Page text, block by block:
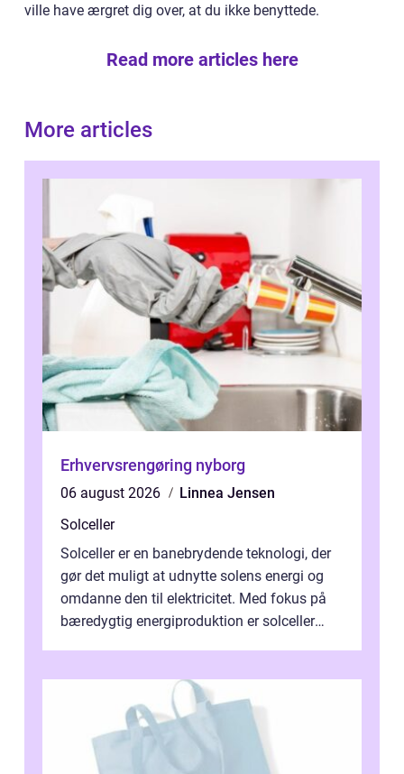
ville have ærgret dig over, at du ikke benyttede.
Read more articles here
More articles
Erhvervsrengøring nyborg
06 august 2026
Linnea Jensen
Solceller
Solceller er en banebrydende teknologi, der
gør det muligt at udnytte solens energi og
omdanne den til elektricitet. Med fokus på
bæredygtig energiproduktion er solceller